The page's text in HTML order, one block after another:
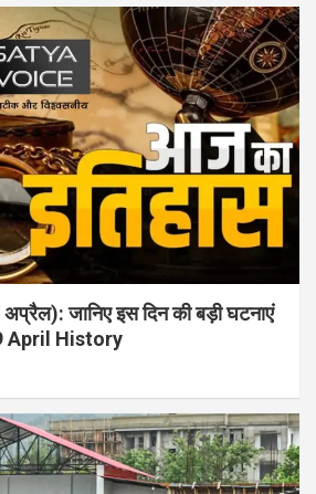
जानिए इस दिन की बड़ी घटनाएं
April History